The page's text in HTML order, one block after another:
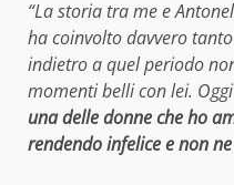
“La storia tra me e
ha coinvolto davvero
indietro a quel periodo
momenti belli con lei.
una delle donne che ho
rendendo infelice e non